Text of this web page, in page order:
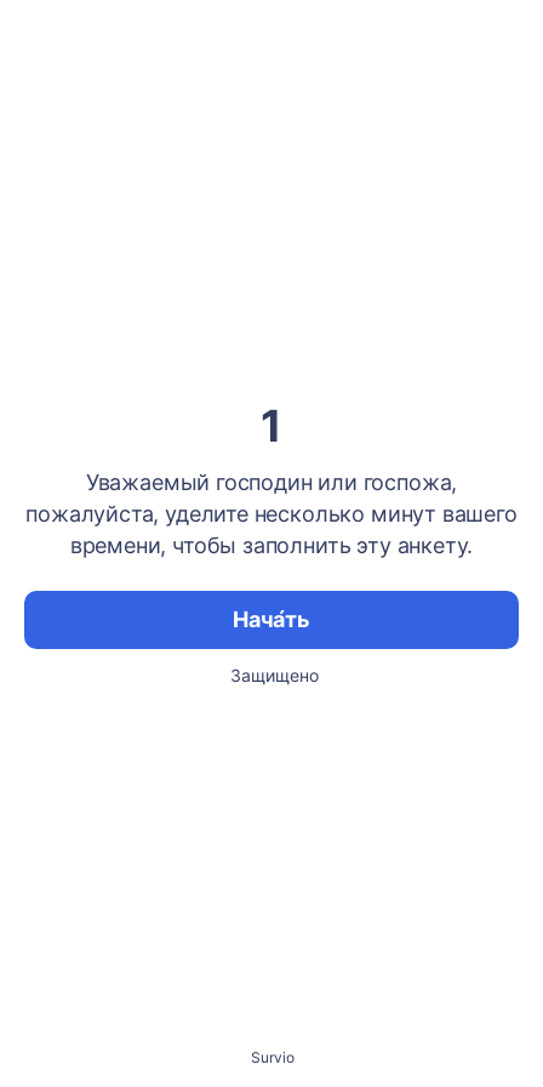
1
Уважаемый господин или госпожа,
пожалуйста, уделите несколько минут вашего
времени, чтобы заполнить эту анкету.
Нача́ть
Защищено
Survio